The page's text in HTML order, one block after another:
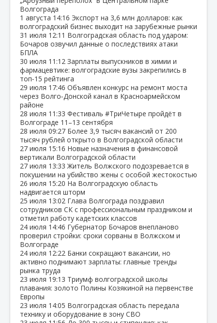
Волгограда
1 августа 14:16 Экспорт на 3,6 млн долларов: как
волгоградский бизнес выходит на зарубежные рынки
31 июля 12:11 Волгоградская область под ударом:
Бочаров озвучил данные о последствиях атаки
БПЛА
30 июля 11:12 Зарплаты выпускников в химии и
фармацевтике: волгоградские вузы закрепились в
топ‑15 рейтинга
29 июля 17:46 Объявлен конкурс на ремонт моста
через Волго‑Донской канал в Красноармейском
районе
28 июля 11:33 Фестиваль #ТриЧетыре пройдёт в
Волгограде 11–13 сентября
28 июля 09:27 Более 3,9 тысяч вакансий от 200
тысяч рублей открыто в Волгоградской области
27 июля 15:16 Новые назначения в финансовой
вертикали Волгоградской области
27 июля 13:33 Житель Волжского подозревается в
покушении на убийство жены с особой жестокостью
26 июля 15:20 На Волгоградскую область
надвигается шторм
25 июля 13:02 Глава Волгограда поздравил
сотрудников СК с профессиональным праздником и
отметил работу кадетских классов
24 июля 14:46 Губернатор Бочаров внепланово
проверил стройки: сроки сорваны в Волжском и
Волгограде
24 июля 12:22 Банки сокращают вакансии, но
активно поднимают зарплаты: главные тренды
рынка труда
23 июля 19:13 Триумф волгоградской школы
плавания: золото Полины Козякиной на первенстве
Европы
23 июля 14:05 Волгоградская область передала
технику и оборудование в зону СВО